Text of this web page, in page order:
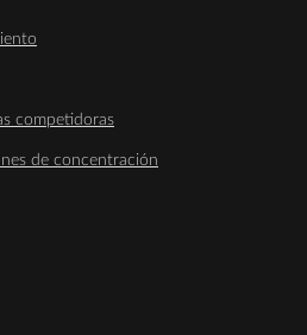
competidoras
de concentración